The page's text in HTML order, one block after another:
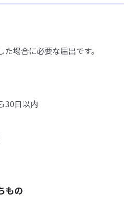
場合に必要な届出です。
30日以内
もの